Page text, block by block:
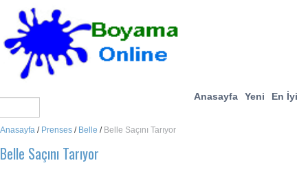
Anasayfa Yeni En İyi
Anasayfa / Prenses / Belle / Belle Saçını Tarıyor
Belle Saçını Tarıyor